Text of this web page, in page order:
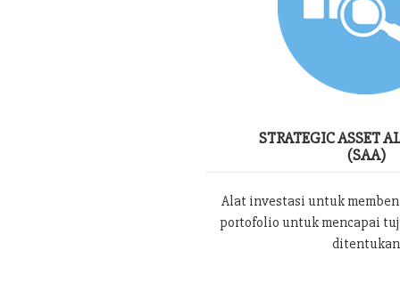
STRATEGIC ASSET
(SAA)
Alat investasi untuk
portofolio untuk mencapai
ditentukan